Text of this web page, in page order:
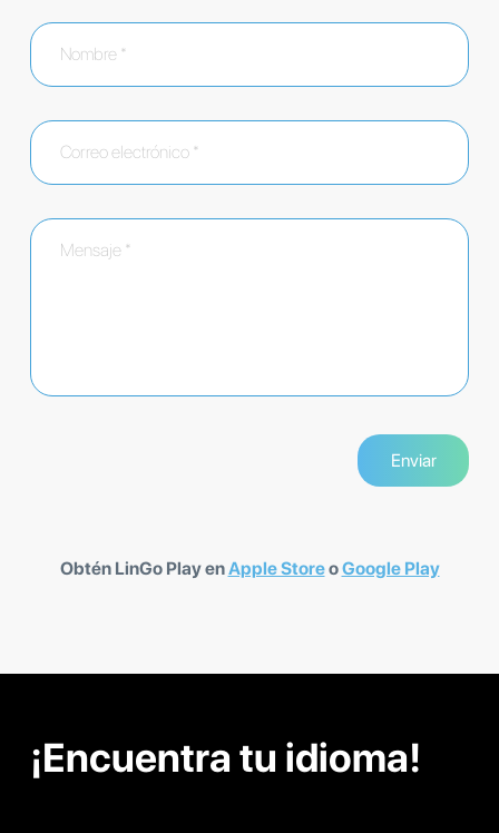
Obtén LinGo Play enApple StoreoGoogle Play
¡Encuentra tu idioma!